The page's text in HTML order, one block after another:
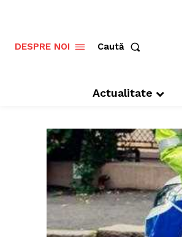
DESPRE NOI Caută
Actualitate